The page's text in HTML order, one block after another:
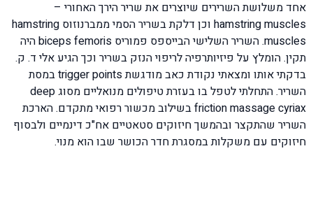
אחד משלושת השרירים שיוצרים את שריר הירך האחורי –
hamstring muscles וכן דלקת בשריר הסמי ממברנוזוס hamstring
muscles. השריר השלישי הבייספס פמוריס biceps femoris היה
תקין. הומלץ על פיזיותרפיה לריפוי הנזק בשריר וכך הגיע אלי ד. ק.
בדקתי אותו ומצאתי נקודת כאב מודגשת trigger points במסת
השריר. התחלתי לטפל בו בעזרת טיפולים מנואליים מסוג deep
friction massage cyriax בשילוב מכשור רפואי מתקדם. הארכת
השריר שהתקצר ובהמשך חיזוקים סטאטיים אח"כ דינמיים ולבסוף
חיזוקים עם משקלות במסגרת חדר הכושר שבו הוא מנוי.